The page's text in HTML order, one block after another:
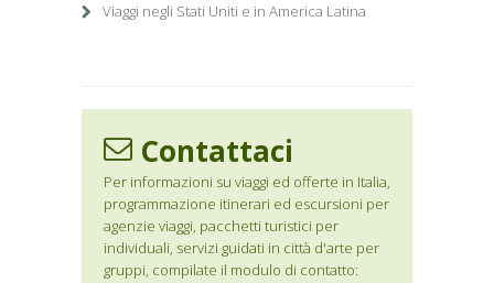
Viaggi negli Stati Uniti e in America Latina
Contattaci
Per informazioni su viaggi ed offerte in Italia,
programmazione itinerari ed escursioni per
agenzie viaggi, pacchetti turistici per
individuali, servizi guidati in città d'arte per
gruppi, compilate il modulo di contatto: